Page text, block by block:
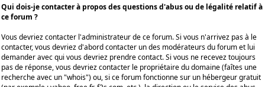
Qui dois-je contacter à propos des questions d'abus ou de légalité relatif à
ce forum ?
Vous devriez contacter l'administrateur de ce forum. Si vous n'arrivez pas à le
contacter, vous devriez d'abord contacter un des modérateurs du forum et lui
demander avec qui vous devriez prendre contact. Si vous ne recevez toujours
pas de réponse, vous devriez contacter le propriétaire du domaine (faîtes une
recherche avec un "whois") ou, si ce forum fonctionne sur un hébergeur gratuit